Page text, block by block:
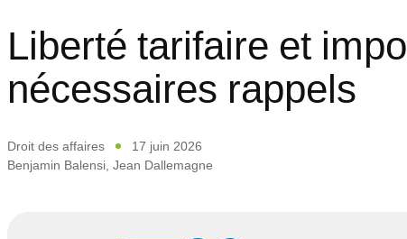
Liberté tarifaire et
nécessaires rappels
Droit des affaires
17 juin 2026
Benjamin Balensi, Jean Dallemagne